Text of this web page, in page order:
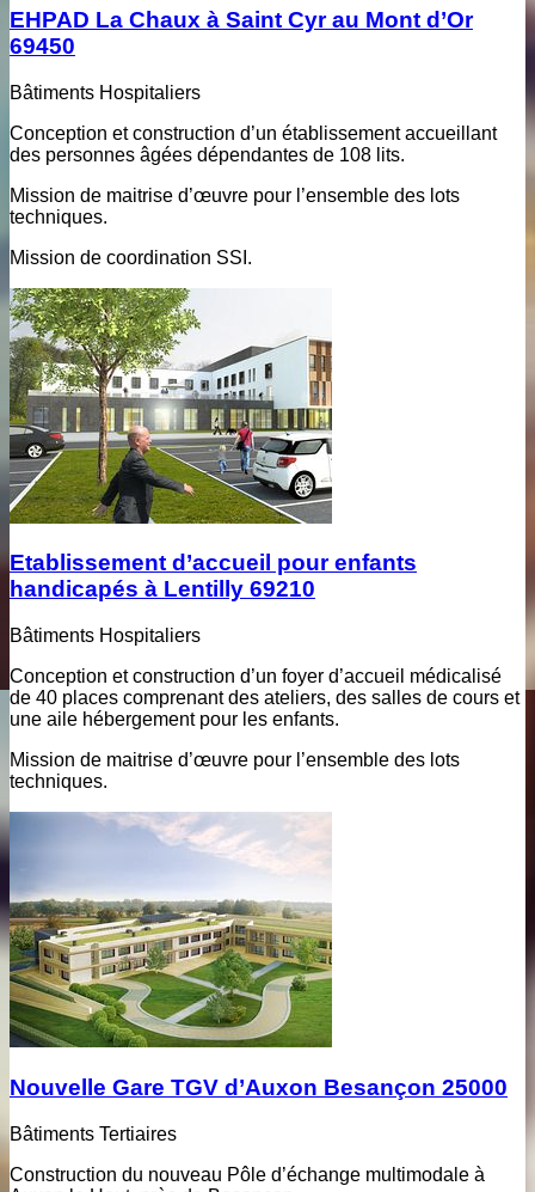
EHPAD La Chaux à Saint Cyr au Mont d’Or
69450
Bâtiments Hospitaliers
Conception et construction d’un établissement accueillant
des personnes âgées dépendantes de 108 lits.
Mission de maitrise d’œuvre pour l’ensemble des lots
techniques.
Mission de coordination SSI.
Etablissement d’accueil pour enfants
handicapés à Lentilly 69210
Bâtiments Hospitaliers
Conception et construction d’un foyer d’accueil médicalisé
de 40 places comprenant des ateliers, des salles de cours et
une aile hébergement pour les enfants.
Mission de maitrise d’œuvre pour l’ensemble des lots
techniques.
Nouvelle Gare TGV d’Auxon Besançon 25000
Bâtiments Tertiaires
Construction du nouveau Pôle d’échange multimodale à